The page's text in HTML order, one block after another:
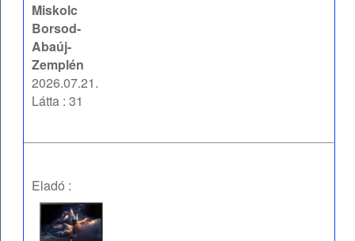
Miskolc
Borsod-
Abaúj-
Zemplén
2026.07.21.
Látta : 31
Eladó :